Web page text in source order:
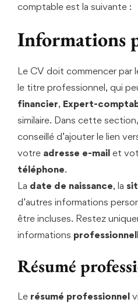
comptable est la suivante :
Informations
Le CV doit commencer par
le titre professionnel, qui
financier, Expert-
similaire. Dans cette
conseillé d’ajouter le lien
votre adresse e-mail et
téléphone.
La date de naissance, la
d’autres informations
être incluses. Restez
informations
Résumé
Le résumé professionnel